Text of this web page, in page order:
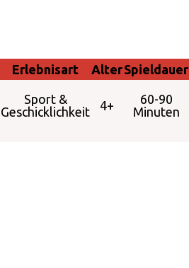
Erlebnisart AlterSpieldauer
Sport &
Geschicklichkeit
4+
60-90
Minuten